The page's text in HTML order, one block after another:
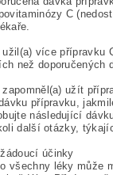
C
více přípravku
než doporučených
užít
přípravku,
následující
další otázky,
účinky
všechny léky může